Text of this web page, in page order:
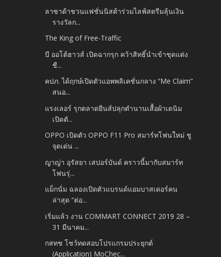
ลาซาด้าชวนแฟชั่นนิสต้าร่วมไลฟ์สตรีมลุ้นเงิน
รางวัลก...
The King of Free-Traffic
บี ออโต้ฮาวส์ เปิดฉากรุก คว้าสิทธิ์นำเข้าชุดแต่ง
ชื...
คปภ. ได้ฤกษ์เปิดตัวแอพพลิเคชั่นกลาง “Me Claim”
สนอ...
แรงเลอร์ รุกตลาดยีนส์ปลุกตำนานเสื้อผ้าเดนิม
เปิดตั...
OPPO เปิดตัว OPPO F11 Pro สมาร์ทโฟนใหม่ ชู
จุดเด่น ...
ญาญ่า อุรัสยา เสปอร์บันด์ คราวนี้มากับสมาร์ท
โฟนรุ่...
แม็กนั่ม ฉลองเปิดตัวแบรนด์แอมบาสเดอร์คน
ล่าสุด “ต่อ...
เริ่มแล้ว งาน COMMART CONNECT 2019 28 –
31 มีนาคม...
กสทช โชว์ทดสอบโปรแกรมประยุกต์
(Application) MoChec...